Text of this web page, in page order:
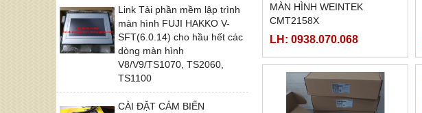
Link Tải phần mềm lập trình
màn hình FUJI HAKKO V-
SFT(6.0.14) cho hầu hết các
dòng màn hình
V8/V9/TS1070, TS2060,
TS1100
CÀI ĐẶT CẢM BIẾN
MÀN HÌNH WEINTEK
CMT2158X
LH: 0938.070.068